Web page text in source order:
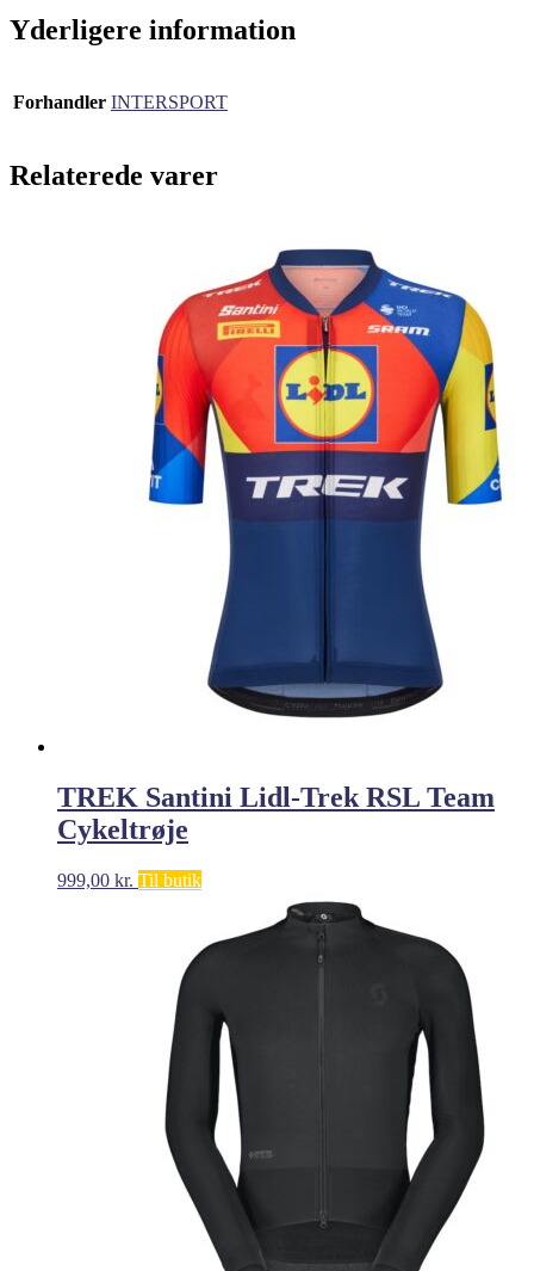
Yderligere information
Forhandler INTERSPORT
Relaterede varer
TREK Santini Lidl-Trek RSL Team
Cykeltrøje
999,00 kr. Til butik